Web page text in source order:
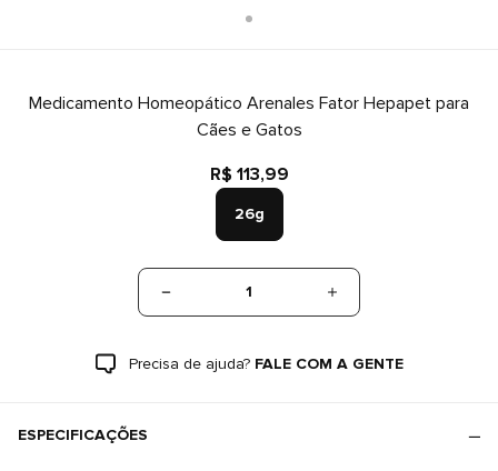
Medicamento Homeopático Arenales Fator Hepapet para
Cães e Gatos
R$ 113,99
26g
1
Precisa de ajuda? FALE COM A GENTE
ESPECIFICAÇÕES